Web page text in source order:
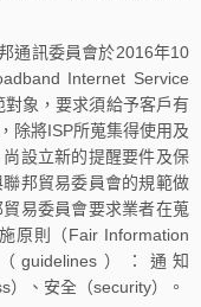
訊委員會於2016年10
Internet Service
象，要求須給予客戶有
除將ISP所蒐集得使用及
設立新的提醒要件及保
邦貿易委員會的規範做
易委員會要求業者在蒐
原則（Fair Information
guidelines）：通知
）、安全（security）。